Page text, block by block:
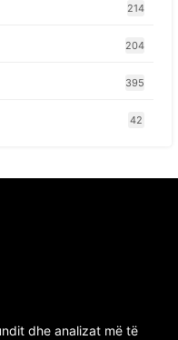
214
204
395
42
dhe analizat më të